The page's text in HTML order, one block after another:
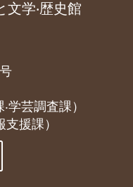
文学‧歴史館
学芸調査課）
援課）